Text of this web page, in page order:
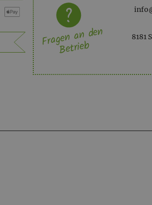
8181
Fragen an den
Betrieb